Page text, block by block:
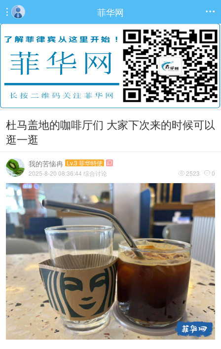
 菲华网 
杜马盖地的咖啡厅们 大家下次来的时候可以
逛一逛
我的苦恼冉 Lv.3 菲华特使 
 2523  0
2025-8-20 08:36:44 综合讨论